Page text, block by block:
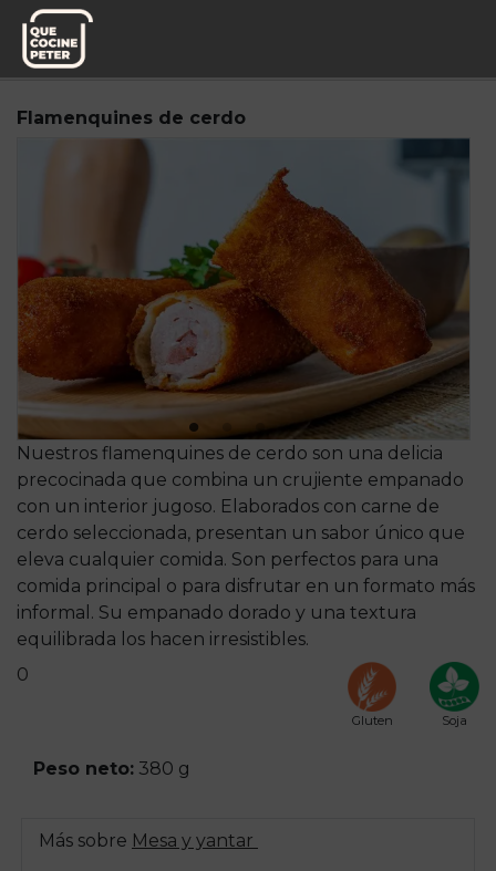
Pedido semanal
Flamenquines de cerdo
Nuestros flamenquines de cerdo son una delicia
precocinada que combina un crujiente empanado
con un interior jugoso. Elaborados con carne de
cerdo seleccionada, presentan un sabor único que
eleva cualquier comida. Son perfectos para una
comida principal o para disfrutar en un formato más
informal. Su empanado dorado y una textura
equilibrada los hacen irresistibles.
0
Gluten Soja
Peso neto: 380 g
Más sobre Mesa y yantar